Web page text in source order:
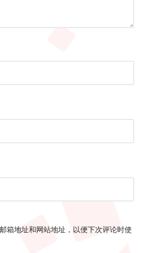
箱地址和网站地址，以便下次评论时使